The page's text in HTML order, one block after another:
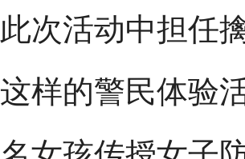
此次活动中担任
这样的警民体验